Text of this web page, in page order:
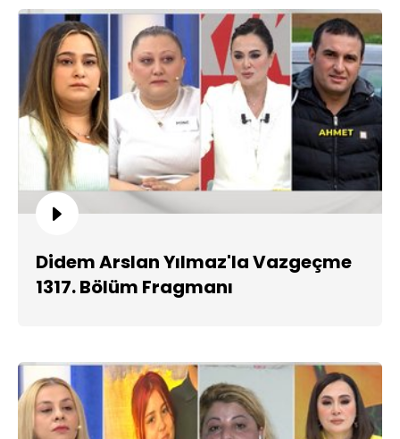
Didem Arslan Yılmaz'la Vazgeçme
1317. Bölüm Fragmanı